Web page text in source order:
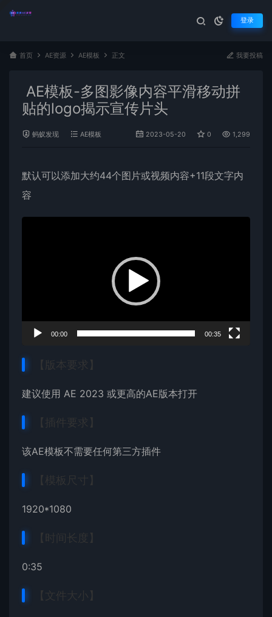
登录
首页 AE资源 AE模板 正文 我要投稿
AE模板-多图影像内容平滑移动拼
贴的logo揭示宣传片头
蚂蚁发现 AE模板 2023-05-20 0 1,299
默认可以添加大约44个图片或视频内容+11段文字内
容
00:00 00:35
【版本要求】
建议使用 AE 2023 或更高的AE版本打开
【插件要求】
该AE模板不需要任何第三方插件
【模板尺寸】
1920*1080
【时间长度】
0:35
【文件大小】